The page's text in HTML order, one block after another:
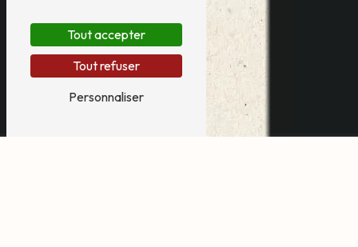
Tout accepter
Tout refuser
Personnaliser